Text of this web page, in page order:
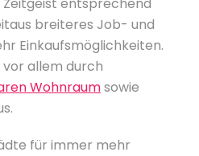
breiteres Job- und
Einkaufsmöglichkeiten.
vor allem durch
Wohnraumsowie
für immer mehr